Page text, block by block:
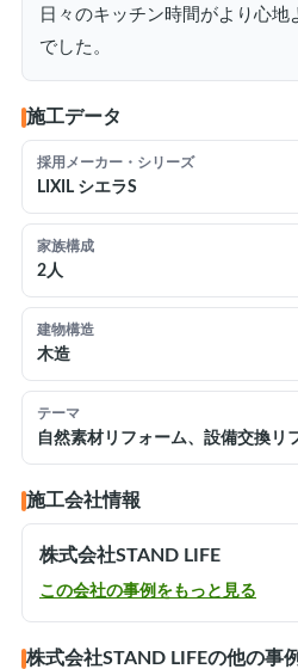
日々のキッチン時間がより心
でした。
施工データ
採用メーカー・シリーズ
LIXIL シエラS
家族構成
2人
建物構造
木造
テーマ
自然素材リフォーム、設備交換リ
施工会社情報
株式会社STAND LIFE
この会社の事例をもっと見る
株式会社STAND LIFEの他の事例